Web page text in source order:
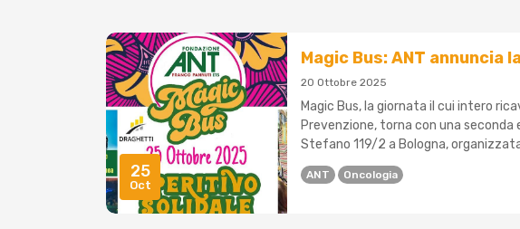
25
Oct
Magic Bus: ANT annuncia
20 Ottobre 2025
Magic Bus, la giornata il cui intero
Prevenzione, torna con una
Stefano 119/2 a Bologna, organizzata
ANT Oncologia